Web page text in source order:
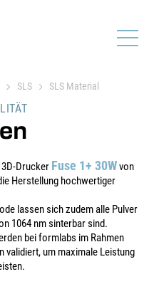
SLS SLS Material
Drucker Fuse 1+ 30Wvon
Herstellung hochwertiger
lassen sich zudem alle Pulver
1064 nm sinterbar sind.
bei formlabs im Rahmen
validiert, um maximale Leistung